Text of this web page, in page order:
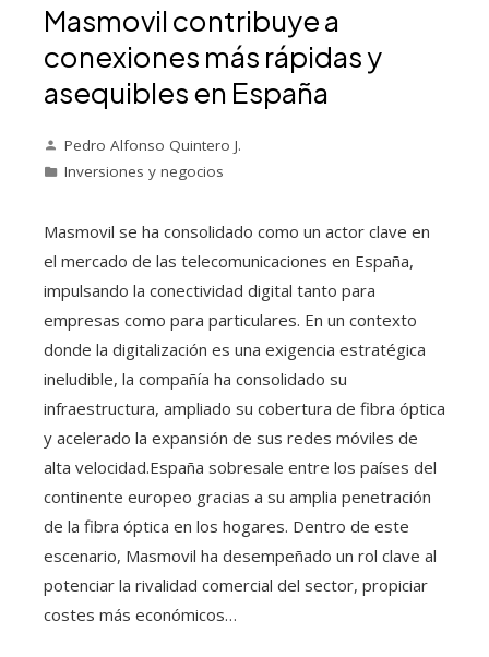
Masmovil contribuye a
conexiones más rápidas y
asequibles en España
Pedro Alfonso Quintero J.
Inversiones y negocios
Masmovil se ha consolidado como un actor clave en
el mercado de las telecomunicaciones en España,
impulsando la conectividad digital tanto para
empresas como para particulares. En un contexto
donde la digitalización es una exigencia estratégica
ineludible, la compañía ha consolidado su
infraestructura, ampliado su cobertura de fibra óptica
y acelerado la expansión de sus redes móviles de
alta velocidad.España sobresale entre los países del
continente europeo gracias a su amplia penetración
de la fibra óptica en los hogares. Dentro de este
escenario, Masmovil ha desempeñado un rol clave al
potenciar la rivalidad comercial del sector, propiciar
costes más económicos…